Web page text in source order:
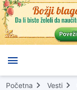
Početna Vesti